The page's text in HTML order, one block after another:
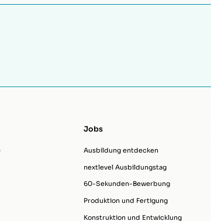
Jobs
Ausbildung entdecken
nextlevel Ausbildungstag
60-Sekunden-Bewerbung
Produktion und Fertigung
Konstruktion und Entwicklung